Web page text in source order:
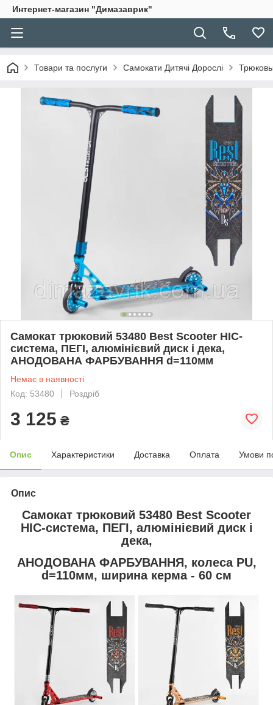
Интернет-магазин "Димазаврик"
Товари та послуги Самокати Дитячі Дорослі
Самокат трюковий 53480 Best Scooter HIC-
система, ПЕГІ, алюмінієвий диск і дека,
АНОДОВАНА ФАРБУВАННЯ d=110мм
Немає в наявності
Код: 53480
Роздріб
3 125 ₴
Опис Характеристики Доставка Оплата Умови
Опис
Самокат трюковий 53480 Best Scooter
HIC-система, ПЕГІ, алюмінієвий диск і
дека,
АНОДОВАНА ФАРБУВАННЯ, колеса PU,
d=110мм, ширина керма - 60 см